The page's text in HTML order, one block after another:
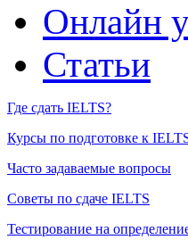
Онлайн
Статьи
Где сдать IELTS?
Курсы по подготовке к
Часто задаваемые вопросы
Советы по сдаче IELTS
Тестирование на